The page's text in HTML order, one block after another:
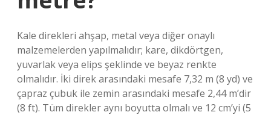
Kale direkleri ahşap, metal veya diğer onaylı
malzemelerden yapılmalıdır; kare, dikdörtgen,
yuvarlak veya elips şeklinde ve beyaz renkte
olmalıdır. İki direk arasındaki mesafe 7,32 m (8 yd) ve
çapraz çubuk ile zemin arasındaki mesafe 2,44 m’dir
(8 ft). Tüm direkler aynı boyutta olmalı ve 12 cm’yi (5